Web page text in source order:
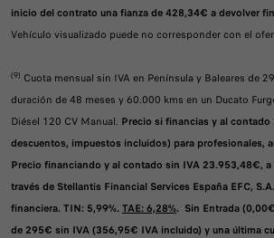
inicio del contrato una fianza de 428,34€ a devolver
Vehículo visualizado puede no corresponder con el
(9) Cuota mensual sin IVA en Península y Baleares de
duración de 48 meses y 60.000 kms en un Ducato
Diésel 120 CV Manual. Precio si financias y al
descuentos, impuestos incluidos) para profesionales,
Precio financiando y al contado sin IVA 23.953,48€,
través de Stellantis Financial Services España EFC,
financiera. TIN: 5,99%.TAE: 6,28%. Sin Entrada
de 295€ sin IVA (356,95€ IVA incluido) y una última